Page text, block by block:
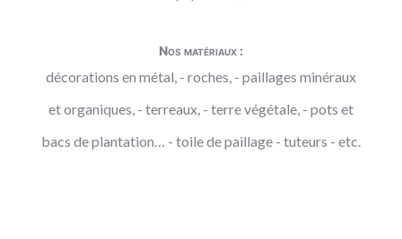
Nos matériaux :
décorations en métal, - roches, - paillages minéraux
et organiques, - terreaux, - terre végétale, - pots et
bacs de plantation… - toile de paillage - tuteurs - etc.